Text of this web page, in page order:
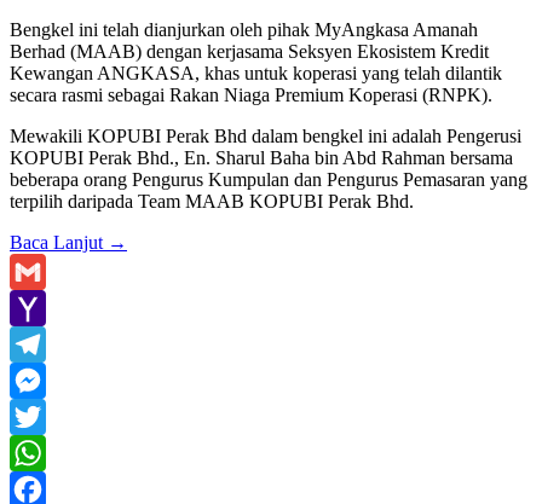
Bengkel ini telah dianjurkan oleh pihak MyAngkasa Amanah
Berhad (MAAB) dengan kerjasama Seksyen Ekosistem Kredit
Kewangan ANGKASA, khas untuk koperasi yang telah dilantik
secara rasmi sebagai Rakan Niaga Premium Koperasi (RNPK).
Mewakili KOPUBI Perak Bhd dalam bengkel ini adalah Pengerusi
KOPUBI Perak Bhd., En. Sharul Baha bin Abd Rahman bersama
beberapa orang Pengurus Kumpulan dan Pengurus Pemasaran yang
terpilih daripada Team MAAB KOPUBI Perak Bhd.
Baca Lanjut →
Gmail
Yahoo
Mail
Telegram
Messenger
Twitter
WhatsApp